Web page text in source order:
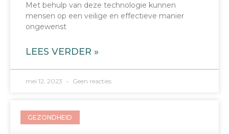
Met behulp van deze technologie kunnen
mensen op een veilige en effectieve manier
ongewenst
LEES VERDER »
mei 12, 2023 Geen reacties
GEZONDHEID